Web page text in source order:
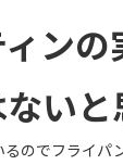
ン
いと
のでフライパ